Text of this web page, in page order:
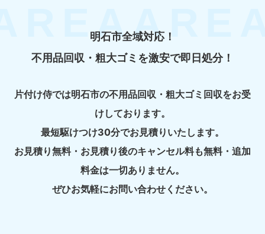
明石市全域対応！
不用品回収・粗大ゴミを激安で即日処分！
片付け侍では明石市の不用品回収・粗大ゴミ回収をお受
けしております。
最短駆けつけ30分でお見積りいたします。
お見積り無料・お見積り後のキャンセル料も無料・追加
料金は一切ありません。
ぜひお気軽にお問い合わせください。